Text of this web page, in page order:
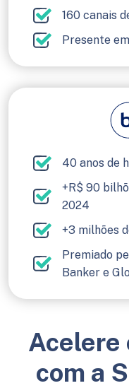
160 canais
Presente
40 anos de
+R$ 90
2024
+3 milhões
Premiado
Banker e
Acelere
com a